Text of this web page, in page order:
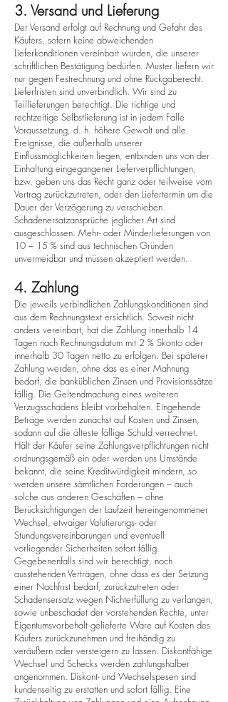
3. Versand und Lieferung
Der Versand erfolgt auf Rechnung und Gefahr des
Käufers, sofern keine abweichenden
Lieferkonditionen vereinbart wurden, die unserer
schriftlichen Bestätigung bedürfen. Muster liefern wir
nur gegen Festrechnung und ohne Rückgaberecht.
Lieferfristen sind unverbindlich. Wir sind zu
Teillieferungen berechtigt. Die richtige und
rechtzeitige Selbstlieferung ist in jedem Falle
Voraussetzung, d. h. höhere Gewalt und alle
Ereignisse, die außerhalb unserer
Einflussmöglichkeiten liegen, entbinden uns von der
Einhaltung eingegangener Lieferverpflichtungen,
bzw. geben uns das Recht ganz oder teilweise vom
Vertrag zurückzutreten, oder den Liefertermin um die
Dauer der Verzögerung zu verschieben.
Schadenersatzansprüche jeglicher Art sind
ausgeschlossen. Mehr- oder Minderlieferungen von
10 – 15 % sind aus technischen Gründen
unvermeidbar und müssen akzeptiert werden.
4. Zahlung
Die jeweils verbindlichen Zahlungskonditionen sind
aus dem Rechnungstext ersichtlich. Soweit nicht
anders vereinbart, hat die Zahlung innerhalb 14
Tagen nach Rechnungsdatum mit 2 % Skonto oder
innerhalb 30 Tagen netto zu erfolgen. Bei späterer
Zahlung werden, ohne das es einer Mahnung
bedarf, die banküblichen Zinsen und Provisionssätze
fällig. Die Geltendmachung eines weiteren
Verzugsschadens bleibt vorbehalten. Eingehende
Beträge werden zunächst auf Kosten und Zinsen,
sodann auf die älteste fällige Schuld verrechnet.
Hält der Käufer seine Zahlungsverpflichtungen nicht
ordnungsgemäß ein oder werden uns Umstände
bekannt, die seine Kreditwürdigkeit mindern, so
werden unsere sämtlichen Forderungen – auch
solche aus anderen Geschäften – ohne
Berücksichtigungen der Laufzeit hereingenommener
Wechsel, etwaiger Valutierungs- oder
Stundungsvereinbarungen und eventuell
vorliegender Sicherheiten sofort fällig.
Gegebenenfalls sind wir berechtigt, noch
ausstehenden Verträgen, ohne dass es der Setzung
einer Nachfrist bedarf, zurückzutreten oder
Schadensersatz wegen Nichterfüllung zu verlangen,
sowie unbeschadet der vorstehenden Rechte, unter
Eigentumsvorbehalt gelieferte Ware auf Kosten des
Käufers zurückzunehmen und freihändig zu
veräußern oder versteigern zu lassen. Diskontfähige
Wechsel und Schecks werden zahlungshalber
angenommen. Diskont- und Wechselspesen sind
kundenseitig zu erstatten und sofort fällig. Eine